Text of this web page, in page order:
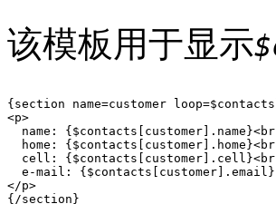
该模板用于显示
{section name=customer
<p>
name:
home:
cell:
  e-mail: {$contacts[customer].email}
</p>
{/section}